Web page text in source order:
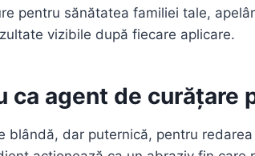
pentru sănătatea familiei tale,
vizibile după fiecare aplicare.
ca agent de curățare
blândă, dar puternică, pentru